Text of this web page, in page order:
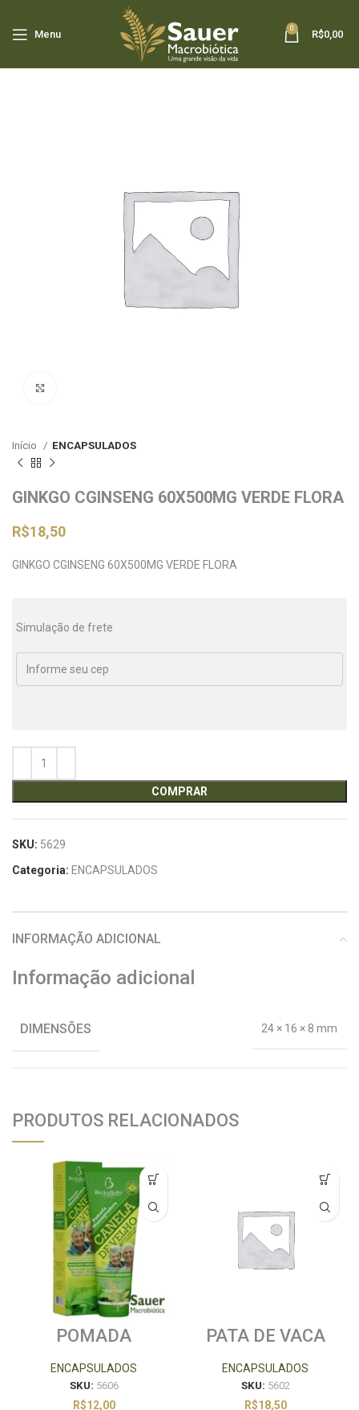
Menu
0
R$0,00
Início ENCAPSULADOS
GINKGO CGINSENG 60X500MG VERDE FLORA
R$18,50
GINKGO CGINSENG 60X500MG VERDE FLORA
Simulação de frete
COMPRAR
SKU: 5629
Categoria: ENCAPSULADOS
INFORMAÇÃO ADICIONAL
Informação adicional
DIMENSÕES 24 × 16 × 8 mm
PRODUTOS RELACIONADOS
POMADA
VELHO COM
SEBO DE
CARNEIRO150G
ENCAPSULADOS
SKU: 5606
R$12,00
PATA DE VACA
VERDE FLORA
ENCAPSULADOS
SKU: 5602
R$18,50